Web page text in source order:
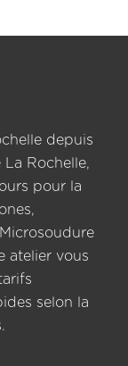
depuis
La Rochelle,
pour la
atelier vous
selon la